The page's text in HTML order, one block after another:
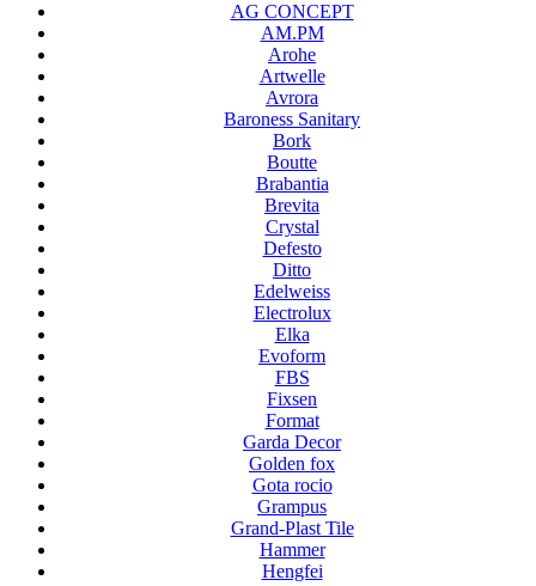
AG CONCEPT
AM.PM
Arohe
Artwelle
Avrora
Baroness Sanitary
Bork
Boutte
Brabantia
Brevita
Crystal
Defesto
Ditto
Edelweiss
Electrolux
Elka
Evoform
FBS
Fixsen
Format
Garda Decor
Golden fox
Gota rocio
Grampus
Grand-Plast Tile
Hammer
Hengfei